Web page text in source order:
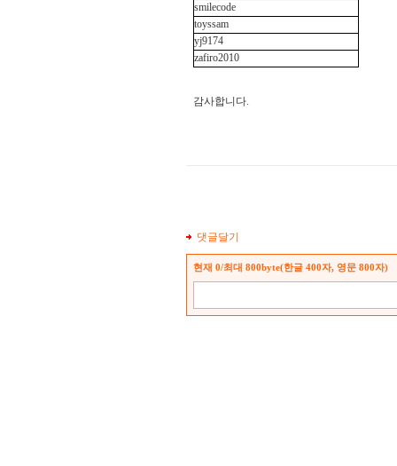
smilecode
toyssam
yj9174
zafiro2010
감사합니다.
댓글달기
현재 0/최대 800byte(한글 400자, 영문 800자)